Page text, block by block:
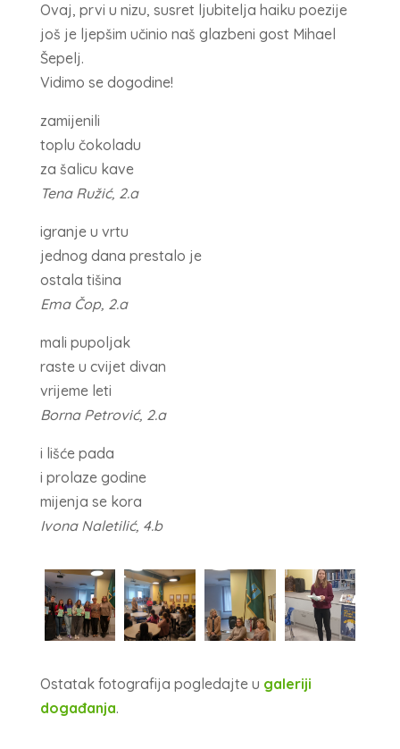
Ovaj, prvi u nizu, susret ljubitelja haiku poezije
još je ljepšim učinio naš glazbeni gost Mihael
Šepelj.
Vidimo se dogodine!
zamijenili
toplu čokoladu
za šalicu kave
Tena Ružić, 2.a
igranje u vrtu
jednog dana prestalo je
ostala tišina
Ema Čop, 2.a
mali pupoljak
raste u cvijet divan
vrijeme leti
Borna Petrović, 2.a
i lišće pada
i prolaze godine
mijenja se kora
Ivona Naletilić, 4.b
Ostatak fotografija pogledajte u galeriji
događanja.